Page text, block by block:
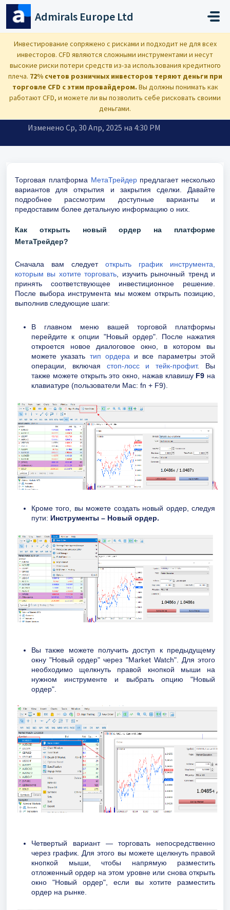
Переход к главному содержимому
Admirals Europe Ltd
Инвестирование сопряжено с рисками и подходит не для всех
инвесторов. CFD являются сложными инструментами и несут
высокие риски потери средств из-за использования кредитного
плеча. 72% счетов розничных инвесторов теряют деньги при
торговле CFD с этим провайдером. Вы должны понимать как
работают CFD, и можете ли вы позволить себе рисковать своими
деньгами.
Главная ... Как открыть и закрыть сделку в MetaTrader?
Как открыть и закрыть сделку в
Изменено Ср, 30 Апр, 2025 на 4:30 PM
Торговая платформа МетаТрейдерпредлагает несколько
вариантов для открытия и закрытия сделки. Давайте
подробнее рассмотрим доступные варианты и
предоставим более детальную информацию о них.
Как открыть новый ордер на платформе
МетаТрейдер?
Сначала вам следует открыть график инструмента,
которым вы хотите торговать , изучить рыночный тренд и
принять соответствующее инвестиционное решение.
После выбора инструмента мы можем открыть позицию,
выполнив следующие шаги:
В главном меню вашей торговой платформы
перейдите к опции "Новый ордер". После нажатия
откроется новое диалоговое окно, в котором вы
можете указать тип ордера и все параметры этой
операции, включая стоп-лосс и тейк-профит. Вы
также можете открыть это окно, нажав клавишу F9 на
клавиатуре (пользователи Mac: fn + F9).
Кроме того, вы можете создать новый ордер, следуя
пути: Инструменты – Новый ордер.
Вы также можете получить доступ к предыдущему
окну "Новый ордер" через "Market Watch". Для этого
необходимо щелкнуть правой кнопкой мыши на
нужном инструменте и выбрать опцию "Новый
ордер".
Четвертый вариант — торговать непосредственно
через график. Для этого вы можете щелкнуть правой
кнопкой мыши, чтобы напрямую разместить
отложенный ордер на этом уровне или снова открыть
окно "Новый ордер", если вы хотите разместить
ордер на рынке.